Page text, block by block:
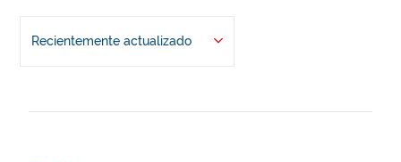
Recientemente actualizado